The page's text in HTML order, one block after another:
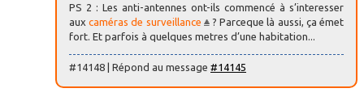
PS 2 : Les anti-antennes ont-ils commencé à s’interesser
auxcaméras de surveillance
? Parceque là aussi, ça émet
fort. Et parfois à quelques metres d’une habitation...
#14148 | Répond au message #14145